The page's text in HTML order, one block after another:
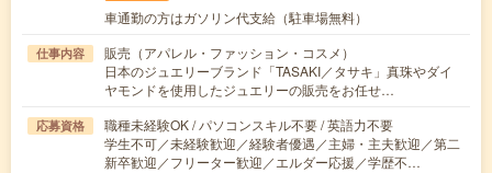
車通勤の方はガソリン代支給（駐車場無料）
仕事内容
販売（アパレル・ファッション・コスメ）
日本のジュエリーブランド「TASAKI／タサキ」真珠やダイ
ヤモンドを使用したジュエリーの販売をお任せ…
応募資格
職種未経験OK / パソコンスキル不要 / 英語力不要
学生不可／未経験歓迎／経験者優遇／主婦・主夫歓迎／第二
新卒歓迎／フリーター歓迎／エルダー応援／学歴不…